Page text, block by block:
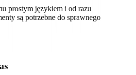
prostym językiem i od razu
są potrzebne do sprawnego